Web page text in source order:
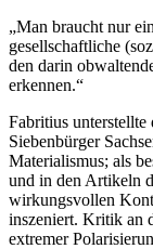
„Man braucht nur
gesellschaftliche
den darin
erkennen.“
Fabritius
Siebenbürger
Materialismus; als
und in den Artikeln
wirkungsvollen
inszeniert. Kritik an
extremer